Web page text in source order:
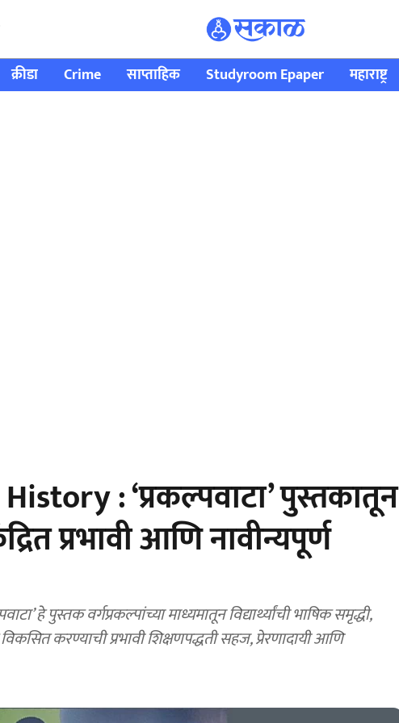
क्रीडा Crime साप्ताहिक Studyroom Epaper महाराष्ट्र
: ‘प्रकल्पवाटा’ पुस्तकातून
प्रभावी आणि नावीन्यपूर्ण
हे पुस्तक वर्गप्रकल्पांच्या माध्यमातून विद्यार्थ्यांची भाषिक समृद्धी,
करण्याची प्रभावी शिक्षणपद्धती सहज, प्रेरणादायी आणि